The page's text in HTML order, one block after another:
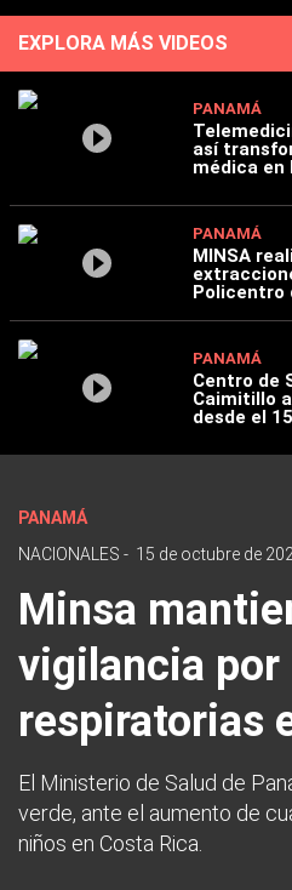
EXPLORA MÁS VIDEOS
PANAMÁ
así
médica en
PANAMÁ
MINSA
Policentro
PANAMÁ
Centro de
Caimitillo
desde el
PANAMÁ
NACIONALES - 15 de octubre de
Minsa
vigilancia
respiratorias
El Ministerio de Salud de
verde, ante el aumento de
niños en Costa Rica.